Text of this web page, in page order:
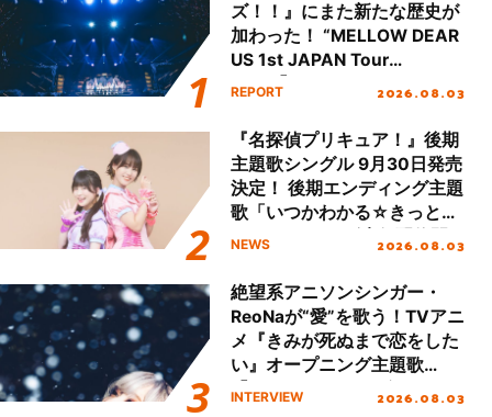
ズ！！』にまた新たな歴史が
加わった！ “MELLOW DEAR
US 1st JAPAN Tour
Final「NICE to meet YOU
ート!!
REPORT 2026.08.03
『名探偵プリキュア！』後期
主題歌シングル 9月30日発売
決定！ 後期エンディング主題
歌「いつかわかる☆きっとあ
える」TVサイズ先行配信開
NEWS 2026.08.03
絶望系アニソンシンガー・
ReoNaが“愛”を歌う！TVアニ
メ『きみが死ぬまで恋をした
い』オープニング主題歌
「Amore」インタビュー
INTERVIEW 2026.08.03